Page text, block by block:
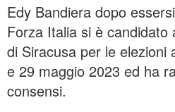
Edy Bandiera dopo
Forza Italia si è candidato
di Siracusa per le elezioni
e 29 maggio 2023 ed ha
consensi.